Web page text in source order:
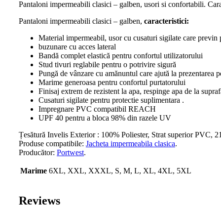
Pantaloni impermeabili clasici – galben, usori si confortabili.
Pantaloni impermeabili clasici – galben, caracteristici:
Material impermeabil, usor cu cusaturi sigilate care previn
buzunare cu acces lateral
Bandă complet elastică pentru confortul utilizatorului
Stud tivuri reglabile pentru o potrivire sigură
Pungă de vânzare cu amănuntul care ajută la prezentarea
Marime generoasa pentru confortul purtatorului
Finisaj extrem de rezistent la apa, respinge apa de la
Cusaturi sigilate pentru protectie suplimentara .
Impregnare PVC compatibil REACH
UPF 40 pentru a bloca 98% din razele UV
Țesătură Invelis Exterior : 100% Poliester, Strat superior PVC,
Produse compatibile: Jacheta impermeabila clasica.
Producător: Portwest.
Marime 6XL, XXL, XXXL, S, M, L, XL, 4XL, 5XL
Reviews